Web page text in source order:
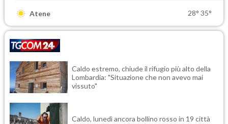
Atene 28° 35°
Caldo estremo, chiude il rifugio più alto della
Lombardia: "Situazione che non avevo mai
vissuto"
Caldo, lunedì ancora bollino rosso in 19 città